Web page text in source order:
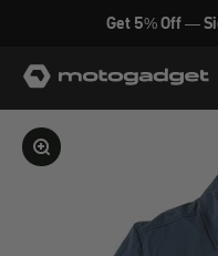
Zum Inhalt springen
Get 5% Off —
motogadget GmbH
Bild vergrößern